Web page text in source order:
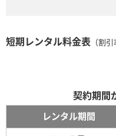
短期レンタル料金表 （割
契約期間
レンタル期間